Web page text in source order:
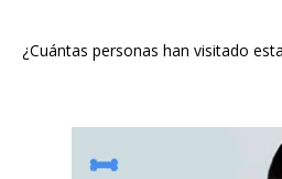
¿Cuántas personas han visitado